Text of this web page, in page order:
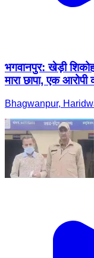
भगवानपुर: खेड़ी
मारा छापा, एक आरोपी
Bhagwanpur,